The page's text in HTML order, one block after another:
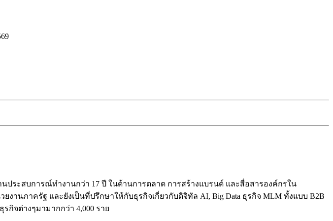
ประสบการณ์ทำงานกว่า 17 ปี ในด้านการตลาด การสร้างแบรนด์ และสื่อสารองค์กรใน
านภาครัฐ และยังเป็นที่ปรึกษาให้กับธุรกิจเกี่ยวกับดิจิทัล AI, Big Data ธุรกิจ MLM ทั้งแบบ B2B
กิจต่างๆมามากกว่า 4,000 ราย